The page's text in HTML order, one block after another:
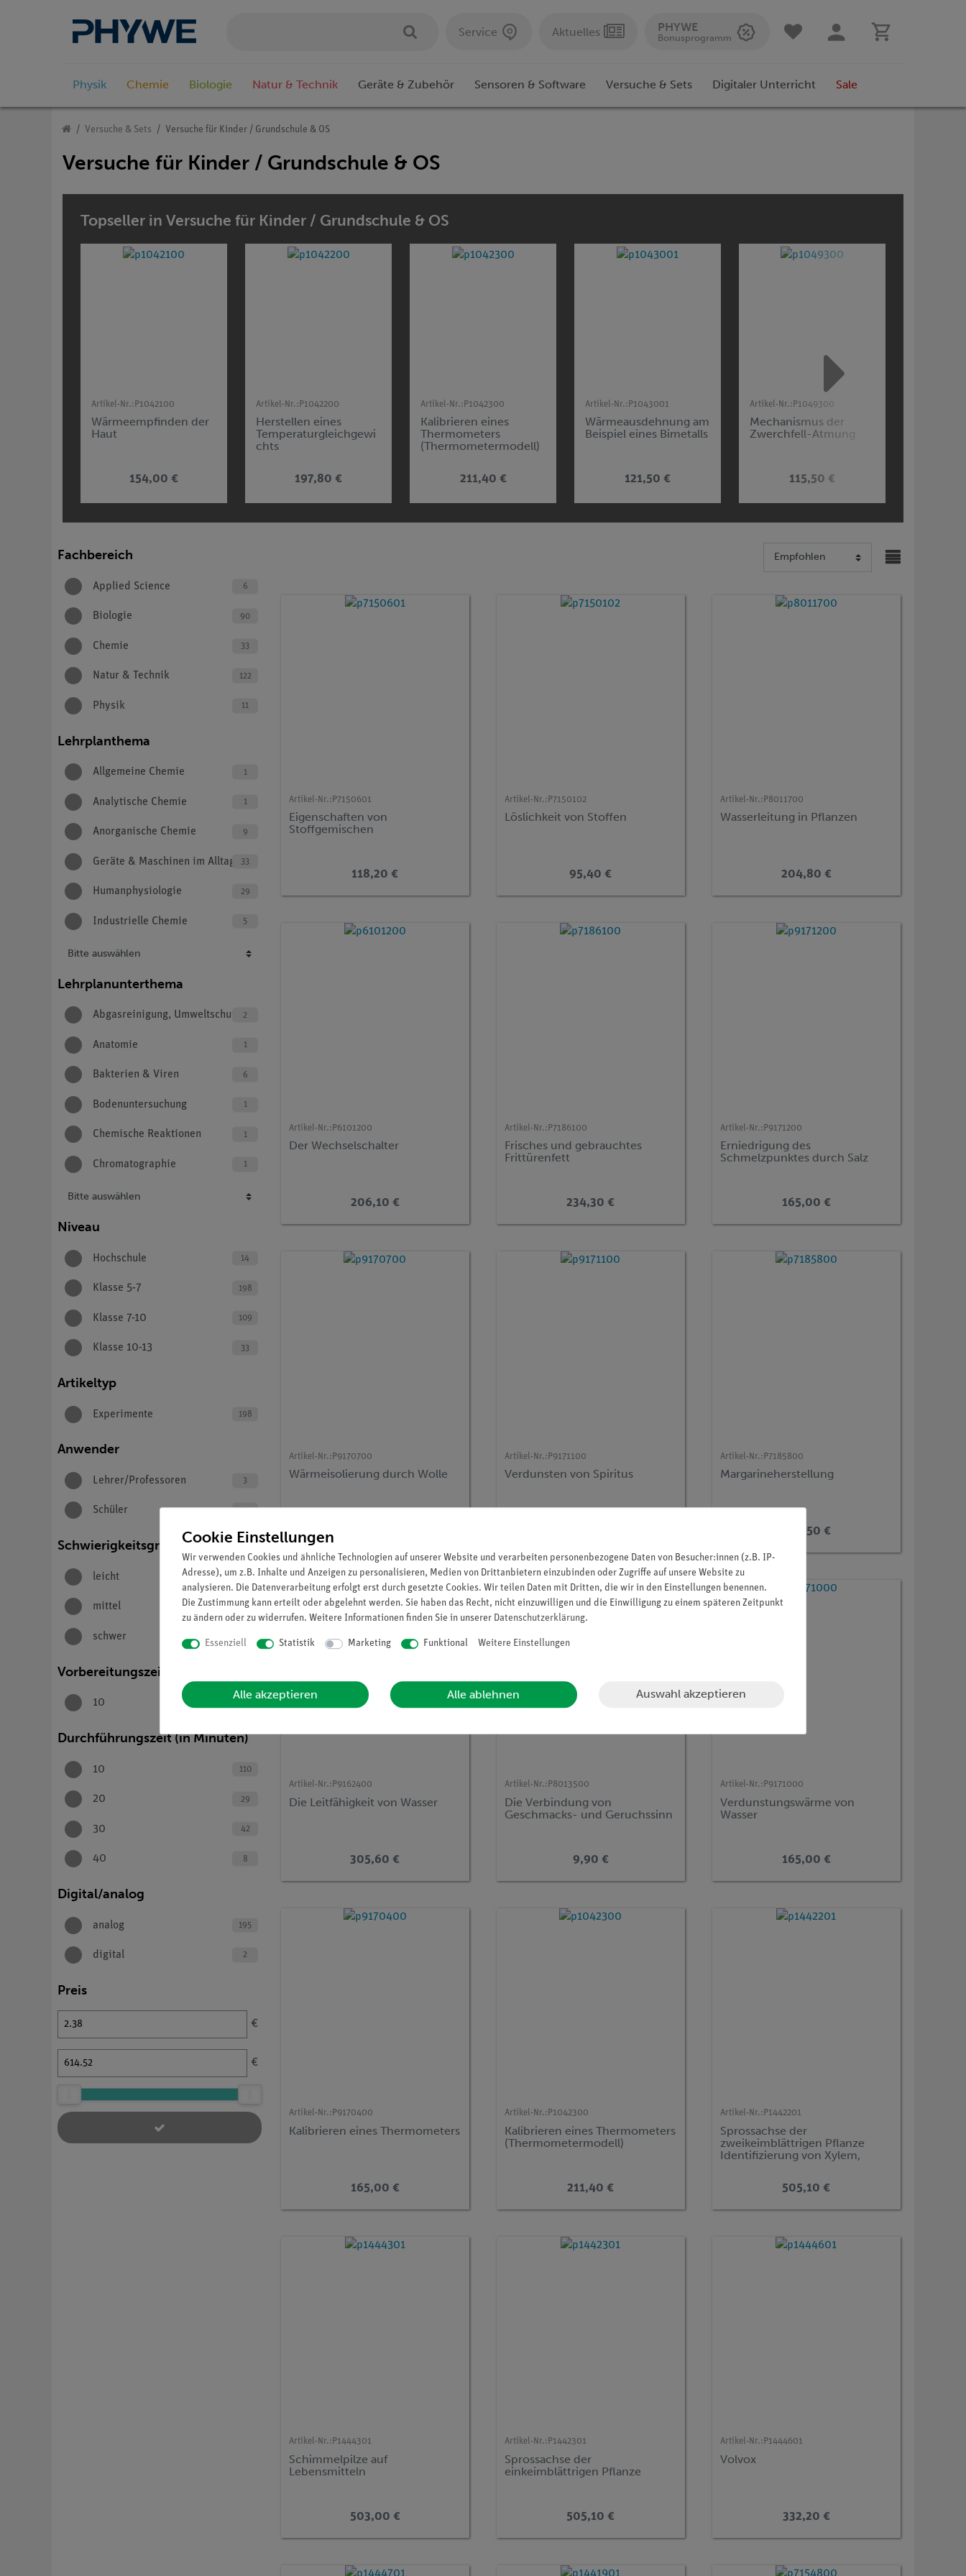
Service Aktuelles PHYWE
Bonusprogramm
Physik Chemie Biologie Natur & Technik Geräte & Zubehör Sensoren & Software Versuche & Sets Digitaler Unterricht Sale
Versuche & Sets Versuche für Kinder / Grundschule & OS
Versuche für Kinder / Grundschule & OS
Topseller in Versuche für Kinder / Grundschule & OS
Artikel-Nr.: P1042100
Wärmeempfinden der
Haut
154,00 €
Artikel-Nr.: P1042200
Herstellen eines
Temperaturgleichgewi
chts
197,80 €
Artikel-Nr.: P1042300
Kalibrieren eines
Thermometers
(Thermometermodell)
211,40 €
Artikel-Nr.: P1043001
Wärmeausdehnung am
Beispiel eines Bimetalls
121,50 €
Artikel-Nr.: P1049300
Mechanismus der
Zwerchfell-Atmung
115,50 €
Fachbereich
Applied Science 6
Biologie 90
Chemie 33
Natur & Technik 122
Physik 11
Lehrplanthema
Allgemeine Chemie 1
Analytische Chemie 1
Anorganische Chemie 9
Geräte & Maschinen im Alltag 33
Humanphysiologie 29
Industrielle Chemie 5
Bitte auswählen
Lehrplanunterthema
Abgasreinigung, Umweltschutz 2
Anatomie 1
Bakterien & Viren 6
Bodenuntersuchung 1
Chemische Reaktionen 1
Chromatographie 1
Bitte auswählen
Niveau
Hochschule 14
Klasse 5-7 198
Klasse 7-10 109
Klasse 10-13 33
Artikeltyp
Experimente 198
Anwender
Lehrer/Professoren 3
Schüler 194
Schwierigkeitsgrad
leicht 165
mittel 29
schwer 4
Vorbereitungszeit (in Minuten)
10
Durchführungszeit (in Minuten)
10 110
20 29
30 42
40 8
Digital/analog
analog 195
digital 2
Preis
€
€
Artikel-Nr.: P7150601
Eigenschaften von
Stoffgemischen
118,20 €
Artikel-Nr.: P7150102
Löslichkeit von Stoffen
95,40 €
Artikel-Nr.: P8011700
Wasserleitung in Pflanzen
204,80 €
Artikel-Nr.: P6101200
Der Wechselschalter
206,10 €
Artikel-Nr.: P7186100
Frisches und gebrauchtes
Frittürenfett
234,30 €
Artikel-Nr.: P9171200
Erniedrigung des
Schmelzpunktes durch Salz
165,00 €
Artikel-Nr.: P9170700
Wärmeisolierung durch Wolle
Artikel-Nr.: P9171100
Verdunsten von Spiritus
Artikel-Nr.: P7185800
Margarineherstellung
394,50 €
Artikel-Nr.: P9162400
Die Leitfähigkeit von Wasser
305,60 €
Artikel-Nr.: P8013500
Die Verbindung von
Geschmacks- und Geruchssinn
9,90 €
Artikel-Nr.: P9171000
Verdunstungswärme von
Wasser
165,00 €
Artikel-Nr.: P9170400
Kalibrieren eines Thermometers
165,00 €
Artikel-Nr.: P1042300
Kalibrieren eines Thermometers
(Thermometermodell)
211,40 €
Artikel-Nr.: P1442201
Sprossachse der
zweikeimblättrigen Pflanze
Identifizierung von Xylem,
505,10 €
Artikel-Nr.: P1444301
Schimmelpilze auf
Lebensmitteln
503,00 €
Artikel-Nr.: P1442301
Sprossachse der
einkeimblättrigen Pflanze
505,10 €
Artikel-Nr.: P1444601
Volvox
332,20 €
Cookie Einstellungen
Wir verwenden Cookies und ähnliche Technologien auf unserer Website und verarbeiten personenbezogene Daten von Besucher:innen (z.B. IP-
Adresse), um z.B. Inhalte und Anzeigen zu personalisieren, Medien von Drittanbietern einzubinden oder Zugriffe auf unsere Website zu
analysieren. Die Datenverarbeitung erfolgt erst durch gesetzte Cookies. Wir teilen Daten mit Dritten, die wir in den Einstellungen benennen.
Die Zustimmung kann erteilt oder abgelehnt werden. Sie haben das Recht, nicht einzuwilligen und die Einwilligung zu einem späteren Zeitpunkt
zu ändern oder zu widerrufen. Weitere Informationen finden Sie in unserer Daten­schutz­erklärung.
Essenziell Statistik Marketing Funktional Weitere Einstellungen
Alle akzeptieren Alle ablehnen Auswahl akzeptieren